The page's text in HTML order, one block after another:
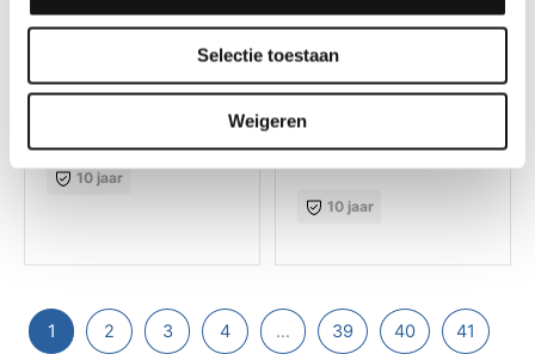
Selectie toestaan
Weigeren
GSW® Interieurfolie
10 jaar
Effen
GSW® Interieurfolie
effen M05 – Vibrant
Green
10 jaar
1 2 3 4 … 39 40 41